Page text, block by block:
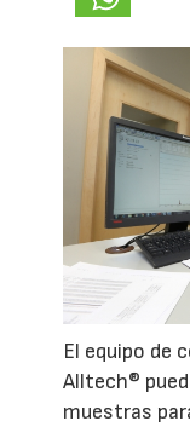
El equipo de
Alltech®
muestras